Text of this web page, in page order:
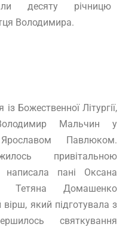
десяту річницю
Володимира.
Божественної Літургії,
Мальчин у
Павлюком.
привітальною
написала пані Оксана
Тетяна Домашенко
який підготувала з
святкування